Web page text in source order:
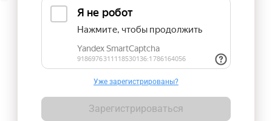
Уже зарегистрированы?
Зарегистрироваться